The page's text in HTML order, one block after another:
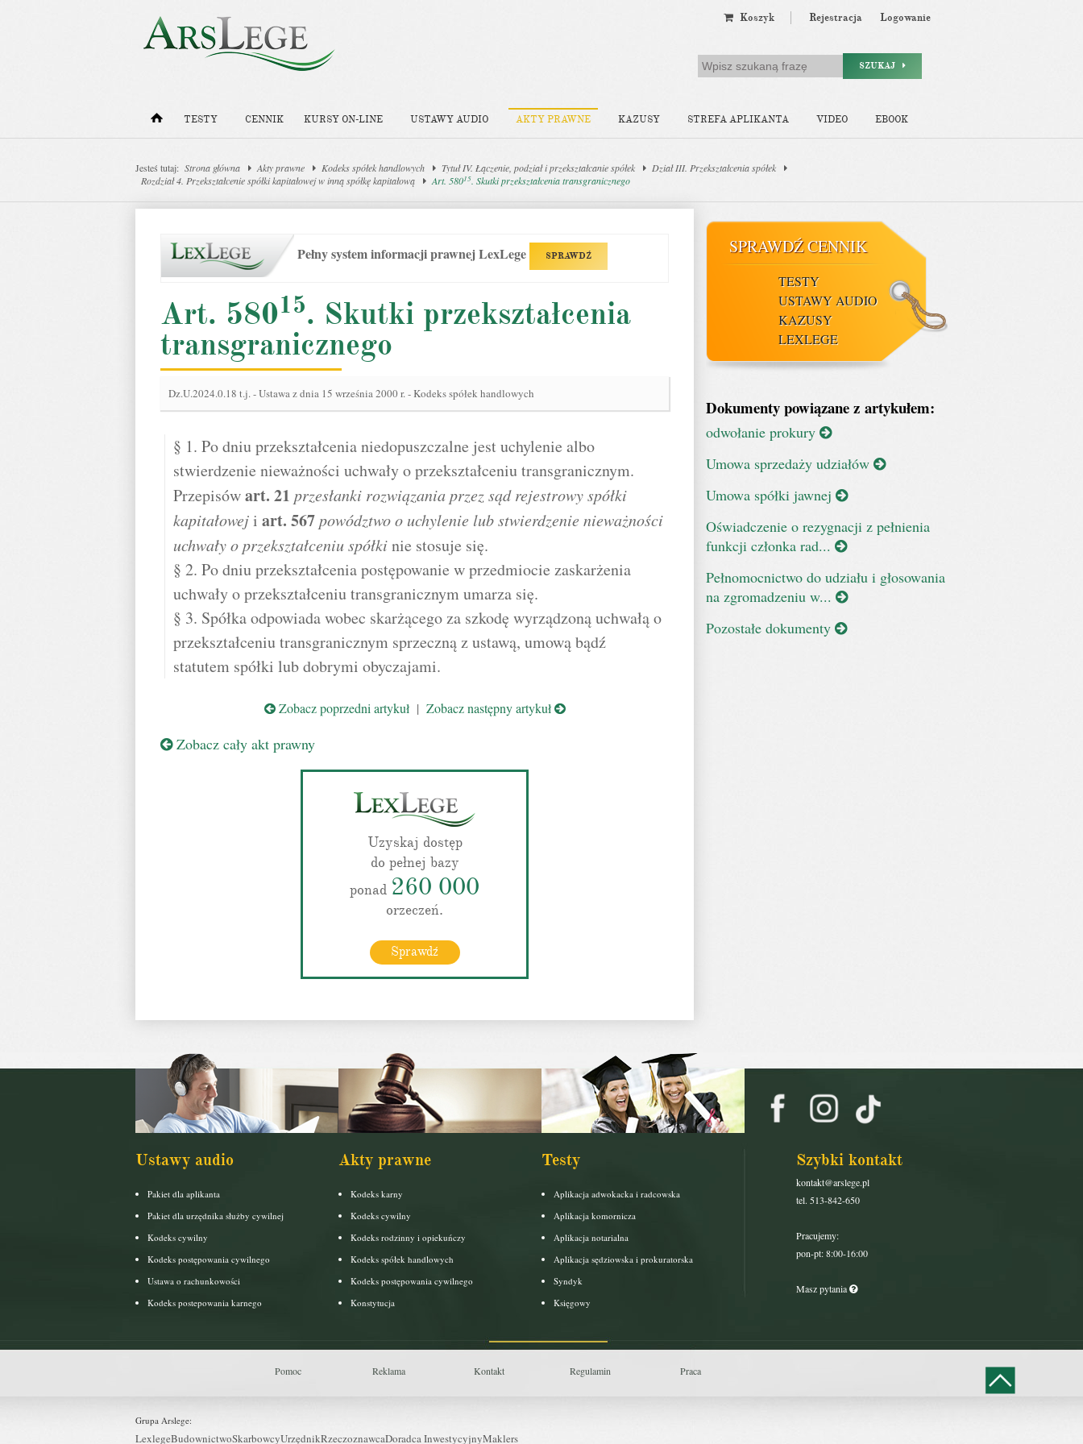
Koszyk Rejestracja Logowanie
SZUKAJ
TESTY CENNIK KURSY ON-LINE USTAWY AUDIO AKTY PRAWNE KAZUSY STREFA APLIKANTA VIDEO EBOOK
Jesteś tutaj: Strona główna Akty prawne Kodeks spółek handlowych Tytuł IV. Łączenie, podział i przekształcanie spółek
Dział III. Przekształcenia spółek
Rozdział 4. Przekształcenie spółki kapitałowej w inną spółkę kapitałową
Art. 58015. Skutki przekształcenia transgranicznego
Pełny system informacji prawnej LexLege SPRAWDŹ
Art. 58015. Skutki przekształcenia
transgranicznego
Dz.U.2024.0.18 t.j.-Ustawa z dnia 15 września 2000 r. - Kodeks spółek handlowych
§ 1. Po dniu przekształcenia niedopuszczalne jest uchylenie albo
stwierdzenie nieważności uchwały o przekształceniu transgranicznym.
Przepisówart. 21 przesłanki rozwiązania przez sąd rejestrowy spółki
kapitałoweji art. 567 powództwo o uchylenie lub stwierdzenie nieważności
uchwały o przekształceniu spółkinie stosuje się.
§ 2. Po dniu przekształcenia postępowanie w przedmiocie zaskarżenia
uchwały o przekształceniu transgranicznym umarza się.
§ 3. Spółka odpowiada wobec skarżącego za szkodę wyrządzoną uchwałą o
przekształceniu transgranicznym sprzeczną z ustawą, umową bądź
statutem spółki lub dobrymi obyczajami.
Zobacz poprzedni artykuł| Zobacz następny artykuł
Zobacz cały akt prawny
Uzyskaj dostęp
do pełnej bazy
ponad 260 000
orzeczeń.
Sprawdź
SPRAWDŹ CENNIK
TESTY
USTAWY AUDIO
KAZUSY
LEXLEGE
Dokumenty powiązane z artykułem:
odwołanie prokury
Umowa sprzedaży udziałów
Umowa spółki jawnej
Oświadczenie o rezygnacji z pełnienia
funkcji członka rad...
Pełnomocnictwo do udziału i głosowania
na zgromadzeniu w...
Pozostałe dokumenty
Ustawy audio
Pakiet dla aplikanta
Pakiet dla urzędnika służby cywilnej
Kodeks cywilny
Kodeks postępowania cywilnego
Ustawa o rachunkowości
Kodeks postepowania karnego
Akty prawne
Kodeks karny
Kodeks cywilny
Kodeks rodzinny i opiekuńczy
Kodeks spółek handlowych
Kodeks postępowania cywilnego
Konstytucja
Testy
Aplikacja adwokacka i radcowska
Aplikacja komornicza
Aplikacja notarialna
Aplikacja sędziowska i prokuratorska
Syndyk
Księgowy
Szybki kontakt
kontakt@arslege.pl
tel. 513-842-650
Pracujemy:
pon-pt: 8:00-16:00
Masz pytania
Pomoc Reklama Kontakt Regulamin Praca
Grupa Arslege:
LexlegeBudownictwoSkarbowcyUrzędnikRzeczoznawcaDoradca InwestycyjnyMaklers